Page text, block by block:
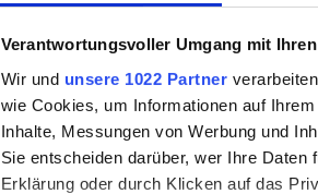
Verantwortungsvoller Umgang mit
Wir und unsere 1022 Partner
wie Cookies, um Informationen auf
Inhalte, Messungen von Werbung und
Sie entscheiden darüber, wer Ihre
Erklärung oder durch Klicken auf das